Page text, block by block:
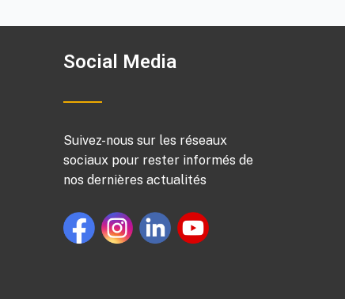
Social Media
Suivez-nous sur les réseaux
sociaux pour rester informés de
nos dernières actualités